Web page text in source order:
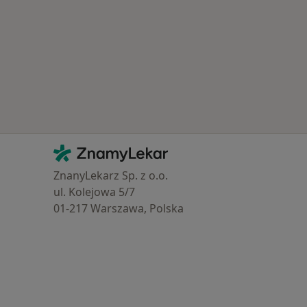
Kontakt
ZnamyLekar - Hlavní stránka
ZnanyLekarz Sp. z o.o.
ul. Kolejowa 5/7
01-217 Warszawa, Polska